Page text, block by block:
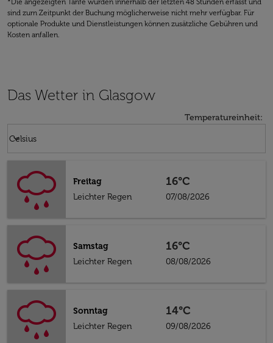
*Die angezeigten Tarife wurden innerhalb der letzten 48 Stunden erfasst und
sind zum Zeitpunkt der Buchung möglicherweise nicht mehr verfügbar. Für
optionale Produkte und Dienstleistungen können zusätzliche Gebühren und
Kosten anfallen.
Das Wetter in Glasgow
Temperatureinheit:
Celsius
keyboard_arrow_down
Freitag
Leichter Regen
16°C
07/08/2026
Samstag
Leichter Regen
16°C
08/08/2026
Sonntag
Leichter Regen
14°C
09/08/2026